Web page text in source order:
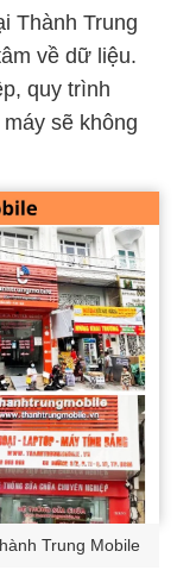
Thành Trung
về dữ liệu.
quy trình
sẽ không
Trung Mobile